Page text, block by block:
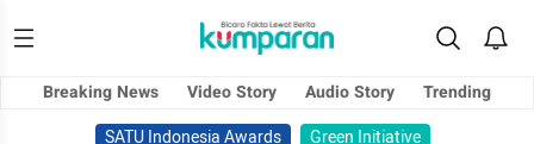
Breaking News Video Story Audio Story
Trending
SATU Indonesia Awards
Green Initiative